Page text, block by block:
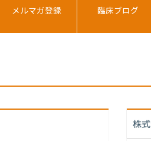
メルマガ登録 臨床ブログ
株